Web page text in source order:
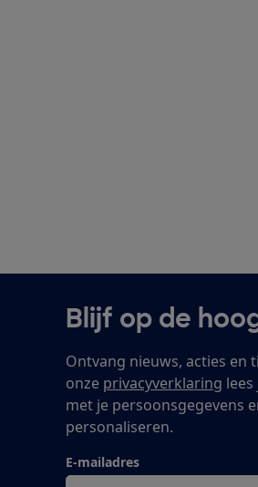
Blijf op de
Ontvang nieuws, acties en
onze privacyverklaring
met je persoonsgegevens
personaliseren.
E-mailadres